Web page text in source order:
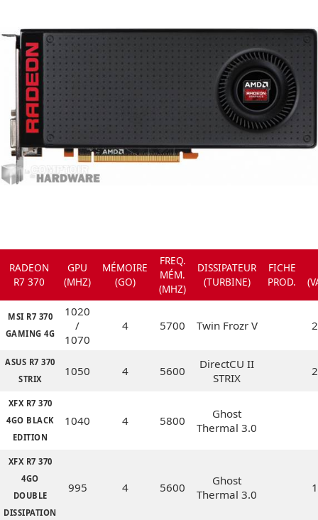
RADEON
R7 370
GPU
(MHZ)
MÉMOIRE
(GO)
FREQ.
MÉM.
(MHZ)
DISSIPATEUR
(TURBINE)
FICHE
PROD.
MSI R7 370
GAMING 4G
1020
/
1070
4 5700 Twin Frozr V
ASUS R7 370
STRIX
1050 4 5600
DirectCU II
STRIX
XFX R7 370
4GO BLACK
EDITION
1040 4 5800
Ghost
Thermal 3.0
XFX R7 370
4GO
DOUBLE
DISSIPATION
995 4 5600
Ghost
Thermal 3.0